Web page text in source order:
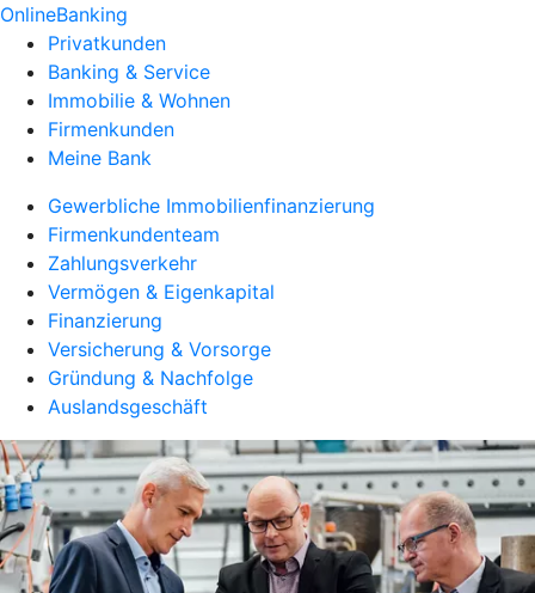
OnlineBanking
Privatkunden
Banking & Service
Immobilie & Wohnen
Firmenkunden
Meine Bank
Gewerbliche Immobilienfinanzierung
Firmenkundenteam
Zahlungsverkehr
Vermögen & Eigenkapital
Finanzierung
Versicherung & Vorsorge
Gründung & Nachfolge
Auslandsgeschäft